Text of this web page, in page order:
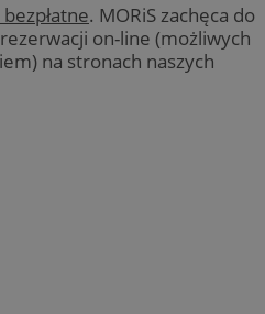
. MORiS zachęca do
on-line (możliwych
na stronach naszych